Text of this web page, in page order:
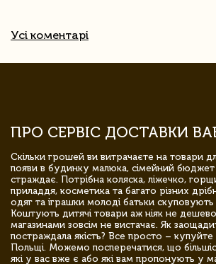
Усі коментарі
ПРО СЕРВІС ДОСТАВКИ
Скільки грошей ви витрачаєте на товари
появи в будинку малюка, сімейний бюджет
страждає. Потрібна коляска, ліжечко,
приладдя, косметика та багато різних
одяг та іграшки молоді батьки
Коштують дитячі товари аж ніяк не
магазинами зовсім не вистачає. Як
постраждала якість? Все просто –
Польщі. Можемо посперечатися, що
які у вас вже є або які вам пропонують у